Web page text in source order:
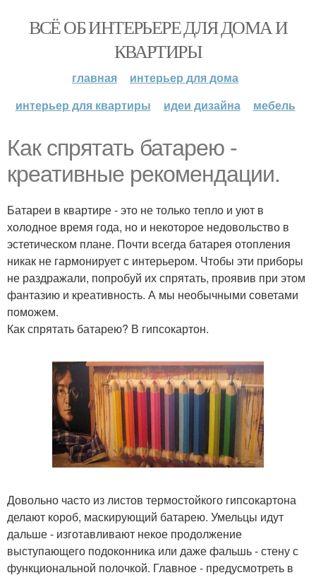
ВСЁ ОБ ИНТЕРЬЕРЕ ДЛЯ ДОМА И
КВАРТИРЫ
главная
интерьер для дома
интерьер для квартиры
идеи дизайна мебель
Как спрятать батарею -
креативные рекомендации.
Батареи в квартире - это не только тепло и уют в
холодное время года, но и некоторое недовольство в
эстетическом плане. Почти всегда батарея отопления
никак не гармонирует с интерьером. Чтобы эти приборы
не раздражали, попробуй их спрятать, проявив при этом
фантазию и креативность. А мы необычными советами
поможем.
Как спрятать батарею? В гипсокартон.
Довольно часто из листов термостойкого гипсокартона
делают короб, маскирующий батарею. Умельцы идут
дальше - изготавливают некое продолжение
выступающего подоконника или даже фальшь - стену с
функциональной полочкой. Главное - предусмотреть в